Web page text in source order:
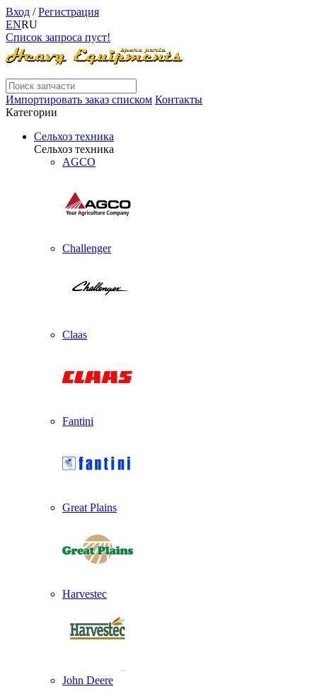
Вход /Регистрация
ENRU
Список запроса пуст!
Импортировать заказ списком Контакты
Категории
Сельхоз техника
Сельхоз техника
AGCO
Challenger
Claas
Fantini
Great Plains
Harvestec
John Deere